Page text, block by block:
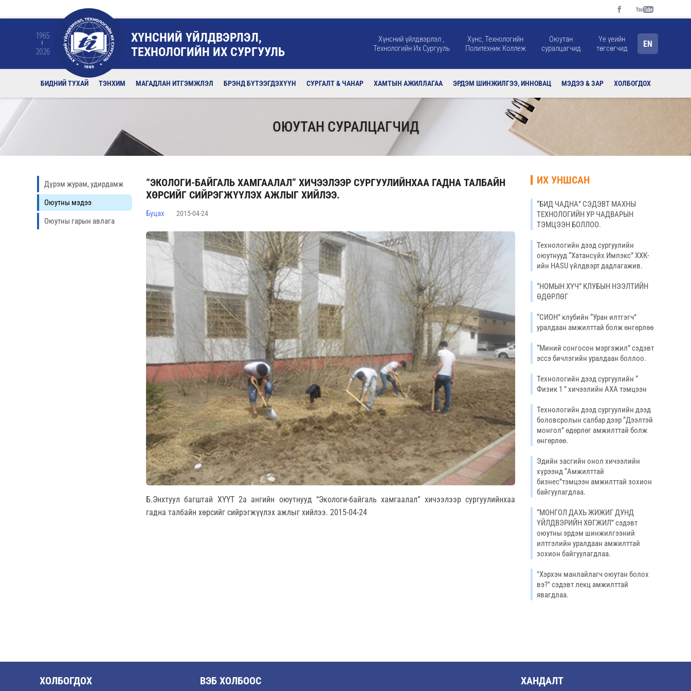
1965
2026
ХҮНСНИЙ ҮЙЛДВЭРЛЭЛ,
ТЕХНОЛОГИЙН ИХ СУРГУУЛЬ
Хүнсний үйлдвэрлэл ,
Технологийн Их Сургууль
Хүнс, Технологийн
Политехник Коллеж
Оюутан
суралцагчид
Үе үеийн
төгсөгчид
EN
БИДНИЙ ТУХАЙ ТЭНХИМ МАГАДЛАН ИТГЭМЖЛЭЛ БРЭНД БҮТЭЭГДЭХҮҮН СУРГАЛТ & ЧАНАР ХАМТЫН АЖИЛЛАГАА ЭРДЭМ ШИНЖИЛГЭЭ, ИННОВАЦ МЭДЭЭ & ЗАР ХОЛБОГДОХ
ОЮУТАН СУРАЛЦАГЧИД
Дүрэм журам, удирдамж
Оюутны мэдээ
Оюутны гарын авлага
“ЭКОЛОГИ-БАЙГАЛЬ ХАМГААЛАЛ” ХИЧЭЭЛЭЭР СУРГУУЛИЙНХАА ГАДНА ТАЛБАЙН
ХӨРСИЙГ СИЙРЭГЖҮҮЛЭХ АЖЛЫГ ХИЙЛЭЭ.
Буцах 2015-04-24
Б.Энхтуул багштай ХҮҮТ 2а ангийн оюутнууд “Экологи-байгаль хамгаалал” хичээлээр сургуулийнхаа
гадна талбайн хөрсийг сийрэгжүүлэх ажлыг хийлээ. 2015-04-24
ИХ УНШСАН
“БИД ЧАДНА” СЭДЭВТ МАХНЫ
ТЕХНОЛОГИЙН УР ЧАДВАРЫН
ТЭМЦЭЭН БОЛЛОО.
Технологийн дээд сургуулийн
оюутнууд “Хатансүйх Импэкс” ХХК-
ийн HASU үйлдвэрт дадлагажив.
“НОМЫН ХҮЧ” КЛУБЫН НЭЭЛТИЙН
ӨДӨРЛӨГ
“СИОН” клубийн “Уран илтгэгч”
уралдаан амжилттай болж өнгөрлөө
“Миний сонгосон мэргэжил” сэдэвт
эссэ бичлэгийн уралдаан боллоо.
Технологийн дээд сургуулийн “
Физик 1 ” хичээлийн АХА тэмцээн
Технологийн дээд сургуулийн дээд
боловсролын салбар дээр “Дээлтэй
монгол” өдөрлөг амжилттай болж
өнгөрлөө.
Эдийн засгийн онол хичээлийн
хүрээнд “Амжилттай
бизнес”тэмцээн амжилттай зохион
байгуулагдлаа.
“МОНГОЛ ДАХЬ ЖИЖИГ ДУНД
ҮЙЛДВЭРИЙН ХӨГЖИЛ” сэдэвт
оюутны эрдэм шинжилгээний
илтгэлийн уралдаан амжилттай
зохион байгуулагдлаа.
"Хэрхэн манлайлагч оюутан болох
вэ?" сэдэвт лекц амжилттай
явагдлаа.
ХОЛБОГДОХ ВЭБ ХОЛБООС ХАНДАЛТ